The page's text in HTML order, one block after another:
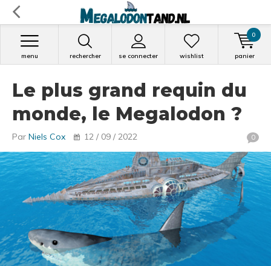
rechercher se connecter
menu wishlist panier
0
Le plus grand requin du
monde, le Megalodon ?
Par Niels Cox 12 / 09 / 2022 0